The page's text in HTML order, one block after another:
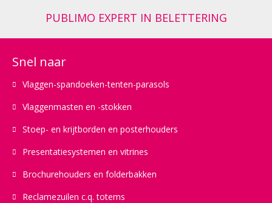
PUBLIMO EXPERT IN BELETTERING
Snel naar
Vlaggen-spandoeken-tenten-parasols
Vlaggenmasten en -stokken
Stoep- en krijtborden en posterhouders
Presentatiesystemen en vitrines
Brochurehouders en folderbakken
Reclamezuilen c.q. totems